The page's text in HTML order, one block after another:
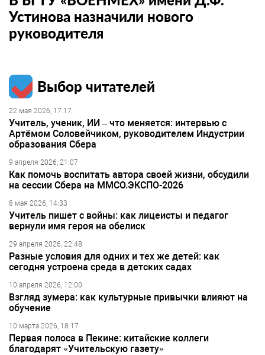
Устинова назначили нового
руководителя
Выбор читателей
22 мая 2026, 17:17
Учитель, ученик, ИИ – что меняется: интервью с
Артёмом Соловейчиком, руководителем Индустрии
образования Сбера
9 апреля 2026, 21:07
Как помочь воспитать автора своей жизни, обсудили
на сессии Сбера на ММСО.ЭКСПО-2026
8 мая 2026, 14:33
Учитель пишет с войны: как лицеисты и педагог
вернули имя героя на обелиск
29 апреля 2026, 22:48
Разные условия для одних и тех же детей: как
сегодня устроена среда в детских садах
10 апреля 2026, 12:00
Взгляд зумера: как культурные привычки влияют на
обучение
10 марта 2026, 18:17
Первая полоса в Пекине: китайские коллеги
благодарят «Учительскую газету»